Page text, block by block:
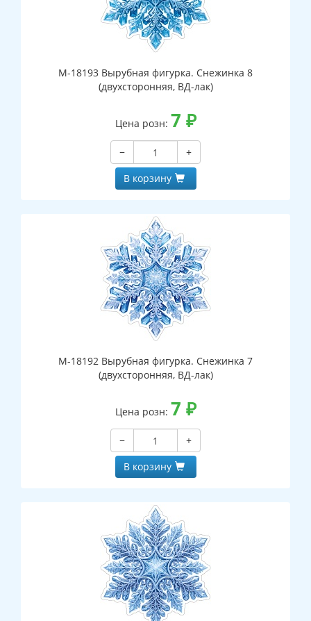
М-18193 Вырубная фигурка. Снежинка 8
(двухсторонняя, ВД-лак)
Цена розн: 7 ₽
−
+
В корзину
М-18192 Вырубная фигурка. Снежинка 7
(двухсторонняя, ВД-лак)
Цена розн: 7 ₽
−
+
В корзину